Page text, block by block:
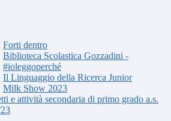
Forti dentro
Biblioteca Scolastica Gozzadini -
#ioleggoperché
Il Linguaggio della Ricerca Junior
Milk Show 2023
e attività secondaria di primo grado a.s.